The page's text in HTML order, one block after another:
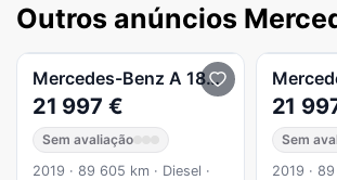
Outros anúncios
Mercedes-Benz A 180 d 7G-DCT
21 997 €
Sem avaliação
2019 · 89 605 km · Diesel ·
21
Sem
2019 ·